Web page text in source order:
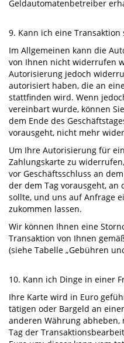
Geldautomatenbetreiber
9. Kann ich eine Transaktion
Im Allgemeinen kann die
von Ihnen nicht widerrufen
Autorisierung jedoch
autorisiert haben, die an
stattfinden wird. Wenn
vereinbart wurde, können
dem Ende des
vorausgeht, nicht mehr
Um Ihre Autorisierung für
Zahlungskarte zu
vor Geschäftsschluss an
der dem Tag vorausgeht,
sollte, und uns auf Anfrage
zukommen lassen.
Wir können Ihnen eine
Transaktion von Ihnen
(siehe Tabelle „Gebühren
10. Kann ich Dinge in einer
Ihre Karte wird in Euro
tätigen oder Bargeld an
anderen Währung abheben,
Tag der